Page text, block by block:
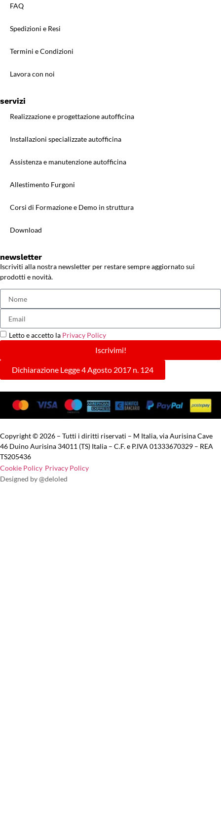
FAQ
Spedizioni e Resi
Termini e Condizioni
Lavora con noi
servizi
Realizzazione e progettazione autofficina
Installazioni specializzate autofficina
Assistenza e manutenzione autofficina
Allestimento Furgoni
Corsi di Formazione e Demo in struttura
Download
newsletter
Iscriviti alla nostra newsletter per restare sempre aggiornato sui
prodotti e novità.
Letto e accetto la Privacy Policy
Iscrivimi!
Dichiarazione Legge 4 Agosto 2017 n. 124
Copyright © 2026 – Tutti i diritti riservati – M Italia, via Aurisina Cave
46 Duino Aurisina 34011 (TS) Italia – C.F. e P.IVA 01333670329 – REA
TS205436
Cookie Policy Privacy Policy
Designed by @deloled